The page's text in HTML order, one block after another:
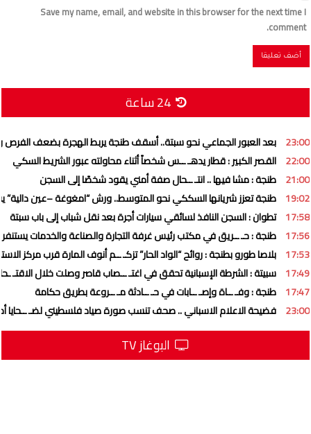
Save my name, email, and website in this browser for the next time I
comment.
24 ساعة
23:00 بعد العبور الجماعي نحو سبتة.. أسقف طنجة يربط الهجرة بضعف الفرص
22:00 القصر الكبير : قطار يدهـ ــس شخصاً أثناء محاولته عبور الشريط السكي
21:00 طنجة : مشا فيها .. انتـ ــحال صفة أمني يقود شخصًا إلى السجن
19:02 طنجة تعزز شريانها السككي نحو المتوسط.. ورش “امغوغة –عين دالية”
17:58 تطوان : السجن النافذ لسائقي سيارات أجرة بعد نقل شباب إلى باب سبتة
17:56 طنجة : حـ ــريق في مكتب رئيس غرفة التجارة والصناعة والخدمات
17:53 بلاصا طورو بطنجة : روائح “الواد الحار” تزكـ ــم أنوف المارة قرب مركز
17:49 سبيتة : الشرطة الإسبانية تحقق في اغتـ ــصاب قاصر وصلت خلال الاقتـ
17:47 طنجة : وفـ ــاة وإصـ ــابات في حـ ــادثة مـ ــروعة بطريق حكامة
23:00 فضيحة الاعلام الاسباني .. صحف تنسب صورة صياد فلسطيني لضـ ــحايا
البوغاز TV